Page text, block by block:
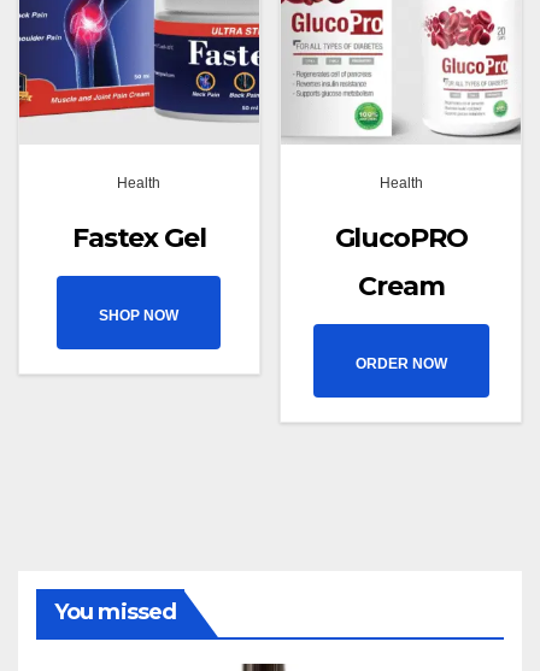
Health
Fastex Gel
SHOP NOW
Health
GlucoPRO
Cream
ORDER NOW
You missed